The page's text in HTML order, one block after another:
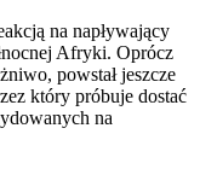
na napływający
Afryki. Oprócz
powstał jeszcze
który próbuje dostać
na